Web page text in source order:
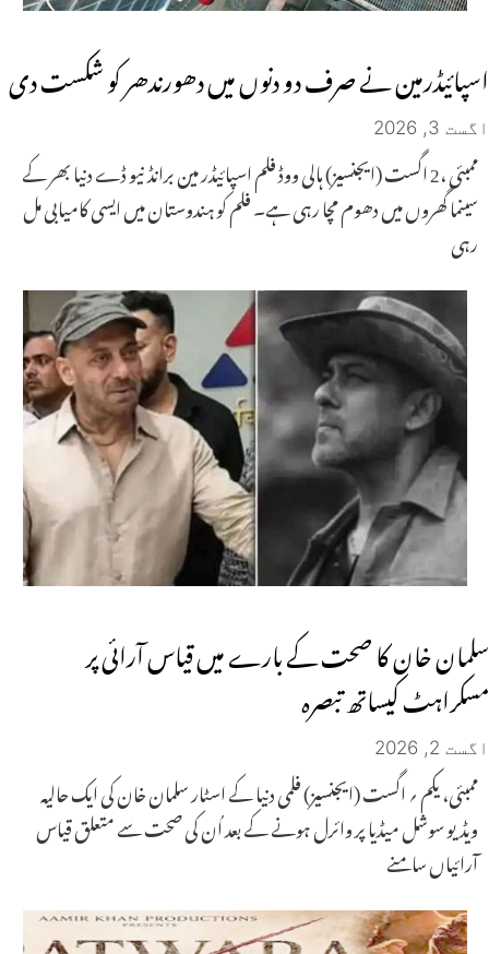
اسپائیڈرمین نے صرف دو دنوں میں دھورندھر کو شکست دی
اگست 3, 2026
ممبئی ،2 اگست (ایجنسیز) ہالی ووڈ فلم اسپائیڈر مین برانڈ نیو ڈے دنیا بھر کے
سینما گھروں میں دھوم مچا رہی ہے۔ فلم کو ہندوستان میں ایسی کامیابی مل
رہی
سلمان خان کا صحت کے بارے میں قیاس آرائی پر
مسکراہٹ کیساتھ تبصرہ
اگست 2, 2026
ممبئی، یکم ؍ اگست (ایجنسیز) فلمی دنیا کے اسٹار سلمان خان کی ایک حالیہ
ویڈیو سوشل میڈیا پر وائرل ہونے کے بعد اُن کی صحت سے متعلق قیاس
آرائیاں سامنے